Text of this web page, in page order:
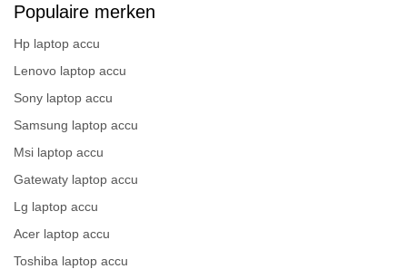
Populaire merken
Hp laptop accu
Lenovo laptop accu
Sony laptop accu
Samsung laptop accu
Msi laptop accu
Gatewaty laptop accu
Lg laptop accu
Acer laptop accu
Toshiba laptop accu